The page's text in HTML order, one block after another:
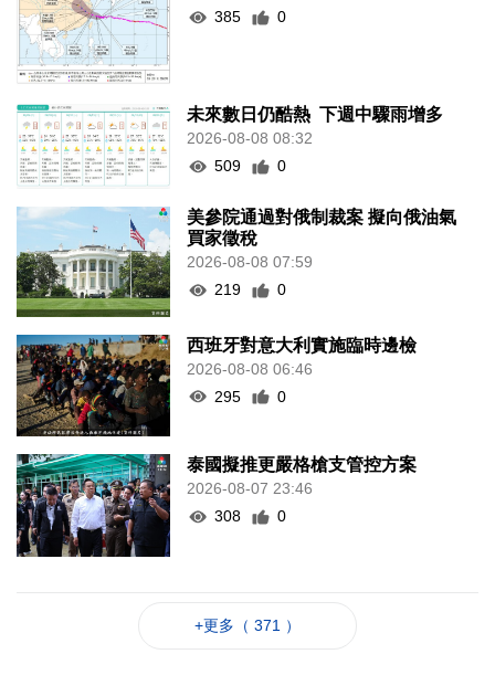
385
0
未來數日仍酷熱 下週中驟雨增多
2026-08-08 08:32
509
0
美參院通過對俄制裁案 擬向俄油氣
買家徵稅
2026-08-08 07:59
219
0
西班牙對意大利實施臨時邊檢
2026-08-08 06:46
295
0
泰國擬推更嚴格槍支管控方案
2026-08-07 23:46
308
0
+更多（ 371 ）